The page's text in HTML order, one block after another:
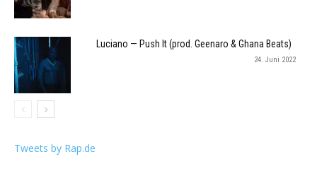
Luciano — Push It (prod. Geenaro & Ghana Beats)
24. Juni 2022
Tweets by Rap.de